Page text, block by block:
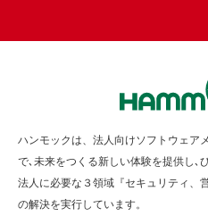
ハンモックは、法人向けソフトウェア
で､未来をつくる新しい体験を提供し､
法人に必要な３領域『セキュリティ、
の解決を実行しています。